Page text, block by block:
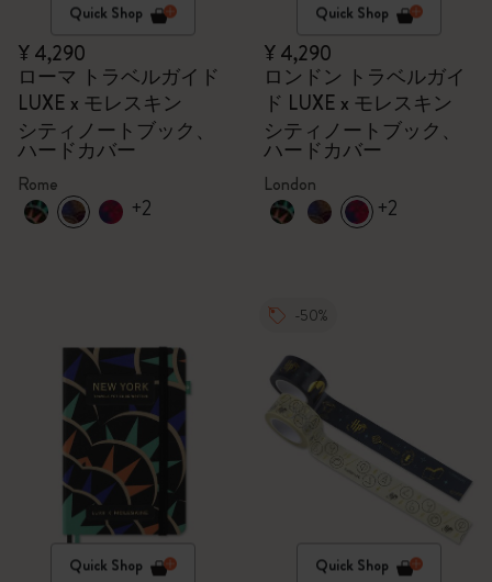
Quick Shop
¥ 4,290
ローマ トラベルガイド
LUXE x モレスキン
シティノートブック、
ハードカバー
Rome
+2
Quick Shop
¥ 4,290
ロンドン トラベルガイ
ド LUXE x モレスキン
シティノートブック、
ハードカバー
London
+2
Quick Shop
-50%
Quick Shop